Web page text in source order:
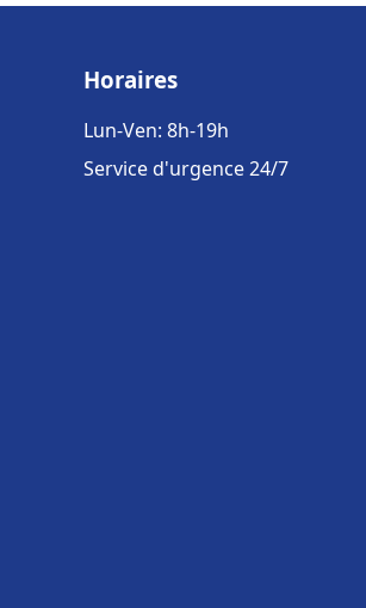
Horaires
Lun-Ven: 8h-19h
Service d'urgence 24/7